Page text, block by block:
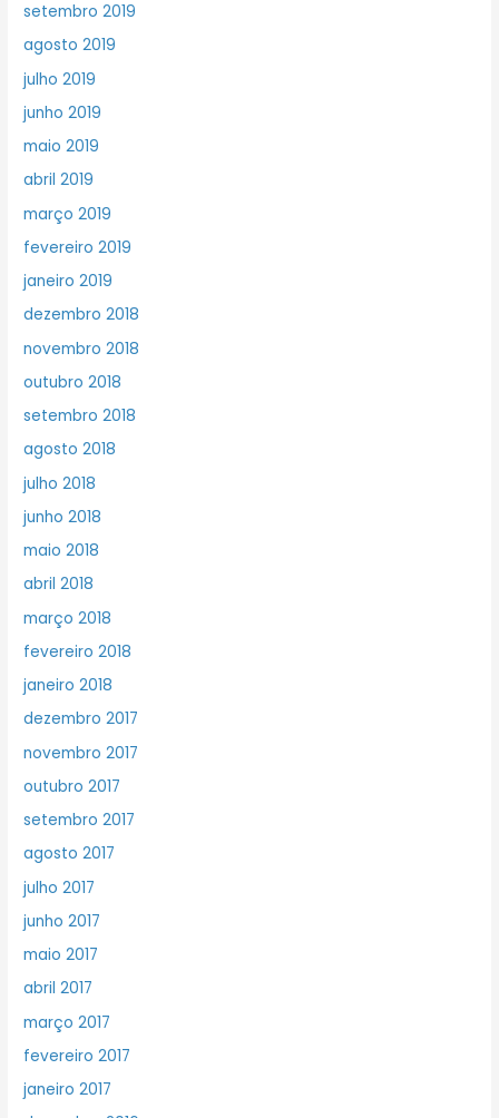
setembro 2019
agosto 2019
julho 2019
junho 2019
maio 2019
abril 2019
março 2019
fevereiro 2019
janeiro 2019
dezembro 2018
novembro 2018
outubro 2018
setembro 2018
agosto 2018
julho 2018
junho 2018
maio 2018
abril 2018
março 2018
fevereiro 2018
janeiro 2018
dezembro 2017
novembro 2017
outubro 2017
setembro 2017
agosto 2017
julho 2017
junho 2017
maio 2017
abril 2017
março 2017
fevereiro 2017
janeiro 2017